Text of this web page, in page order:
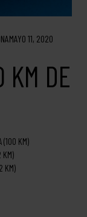
MAYO 11, 2020
KM DE
(100 KM)
KM)
KM)